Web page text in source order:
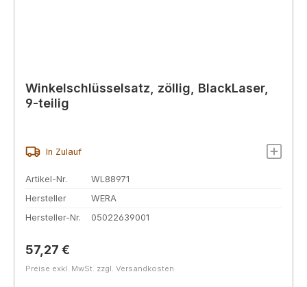
Winkelschlüsselsatz, zöllig, BlackLaser,
9-teilig
In Zulauf
Artikel-Nr.
WL88971
Hersteller
WERA
Hersteller-Nr.
05022639001
Regulärer Preis:
57,27 €
Preise exkl. MwSt. zzgl. Versandkosten